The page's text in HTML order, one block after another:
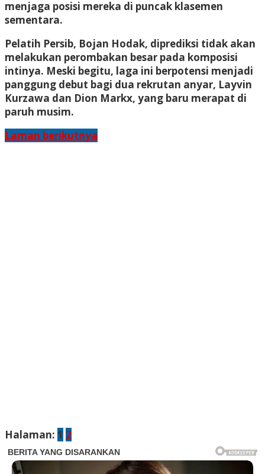
menjaga posisi mereka di puncak klasemen
sementara.
Pelatih Persib, Bojan Hodak, diprediksi tidak akan
melakukan perombakan besar pada komposisi
intinya. Meski begitu, laga ini berpotensi menjadi
panggung debut bagi dua rekrutan anyar, Layvin
Kurzawa dan Dion Markx, yang baru merapat di
paruh musim.
Laman berikutnya
Halaman: 1 2